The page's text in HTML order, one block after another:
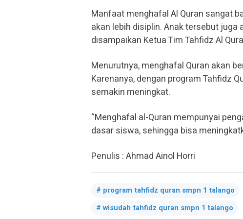
Manfaat menghafal Al Quran sangat
akan lebih disiplin. Anak tersebut juga
disampaikan Ketua Tim Tahfidz Al
Menurutnya, menghafal Quran akan
Karenanya, dengan program Tahfidz
semakin meningkat.
“Menghafal al-Quran mempunyai
dasar siswa, sehingga bisa
Penulis : Ahmad Ainol Horri
program tahfidz quran smpn 1 talango
wisudah tahfidz quran smpn 1 talango